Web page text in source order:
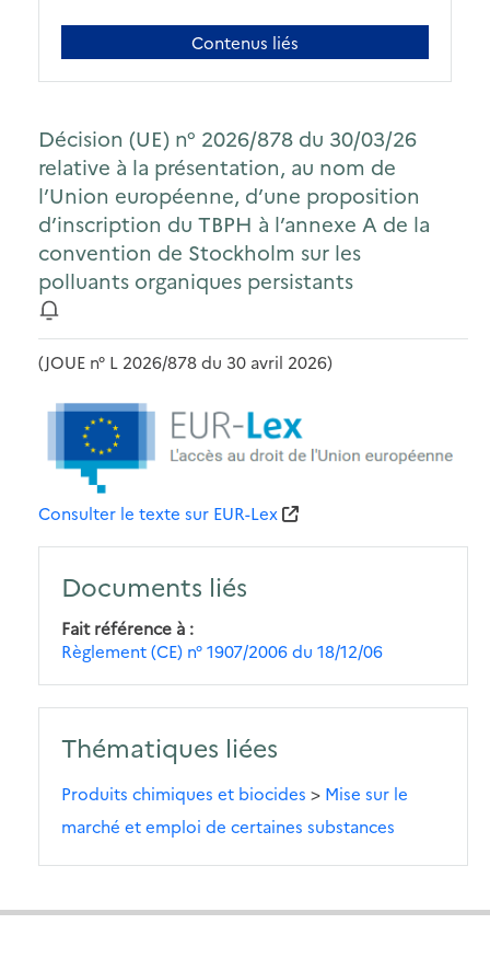
Contenus liés
Décision (UE) n° 2026/878 du 30/03/26
relative à la présentation, au nom de
l’Union européenne, d’une proposition
d’inscription du TBPH à l’annexe A de la
convention de Stockholm sur les
polluants organiques persistants
(JOUE n° L 2026/878 du 30 avril 2026)
Consulter le texte sur EUR-Lex
Documents liés
Fait référence à
Règlement (CE) n° 1907/2006 du 18/12/06
Thématiques liées
Produits chimiques et biocides > Mise sur le
marché et emploi de certaines substances